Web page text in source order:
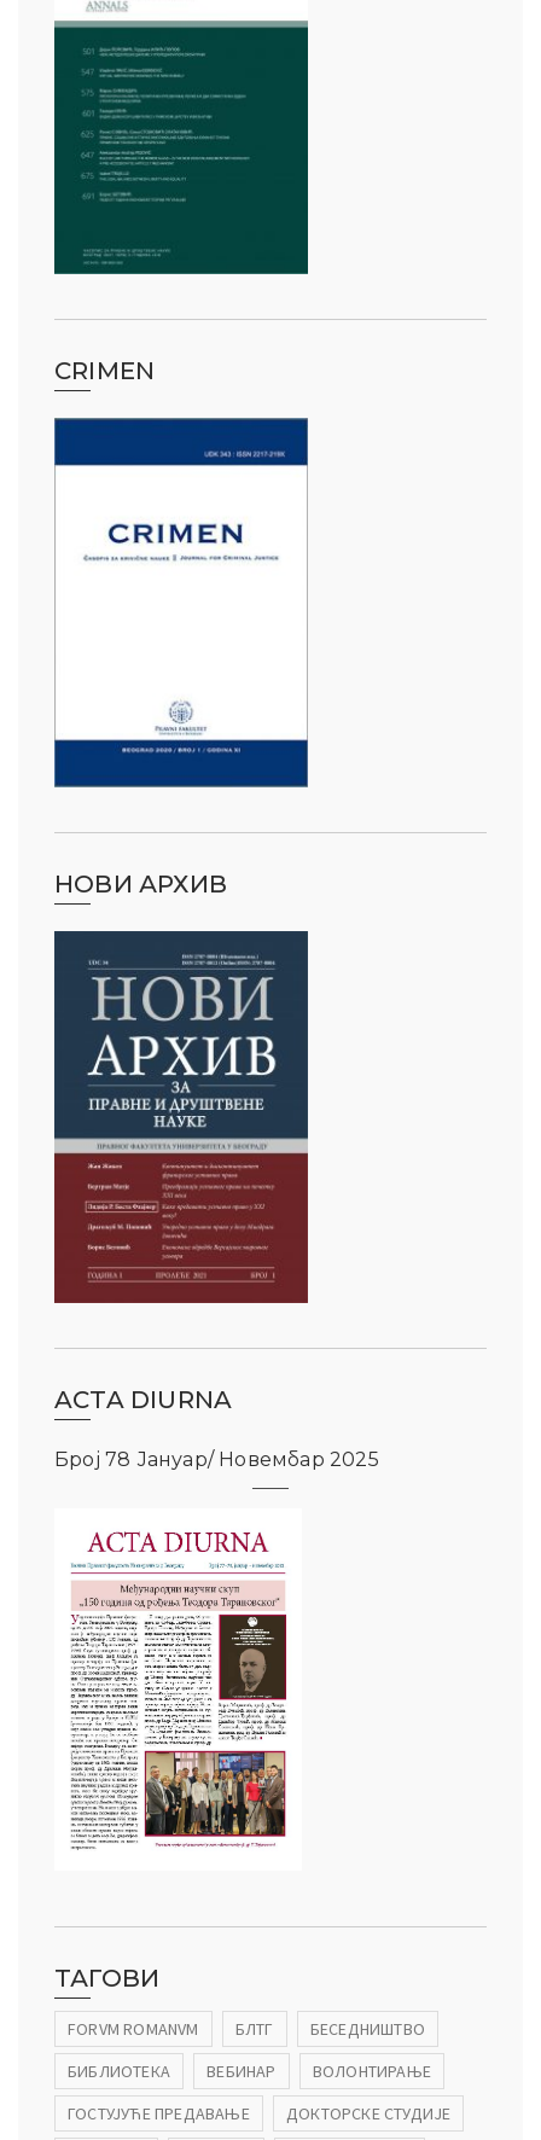
CRIMEN
НОВИ АРХИВ
ACTA DIURNA
Број 78 Јануар/ Новембар 2025
ТАГОВИ
FORVM ROMANVM БЛТГ
БЕСЕДНИШТВО
БИБЛИОТЕКА
ВЕБИНАР
ВОЛОНТИРАЊЕ
ГОСТУЈУЋЕ ПРЕДАВАЊЕ
ДОКТОРСКЕ СТУДИЈЕ